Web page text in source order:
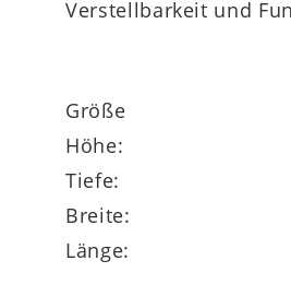
die du dich verlassen
Garderobenpaneel
Verstellbarkeit und
Größe
Höhe:
Tiefe:
Breite:
Länge: